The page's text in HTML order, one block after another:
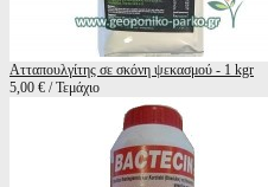
Ατταπουλγίτης σε σκόνη ψεκασμού - 1 kgr
5,00 € / Τεμάχιο